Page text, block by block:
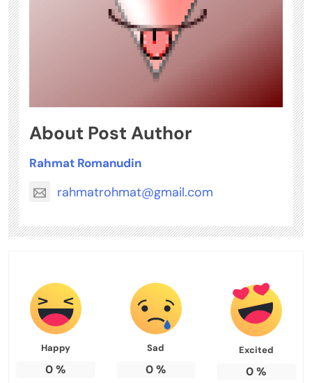
About Post Author
Rahmat Romanudin
rahmatrohmat@gmail.com
Happy
0%
Sad
0%
Excited
0%